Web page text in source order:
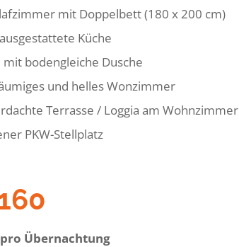
mit Doppelbett (180 x 200 cm)
Küche
mit bodengleiche Dusche
und helles Wonzimmer
Terrasse / Loggia am Wohnzimmer
PKW-Stellplatz
Übernachtung